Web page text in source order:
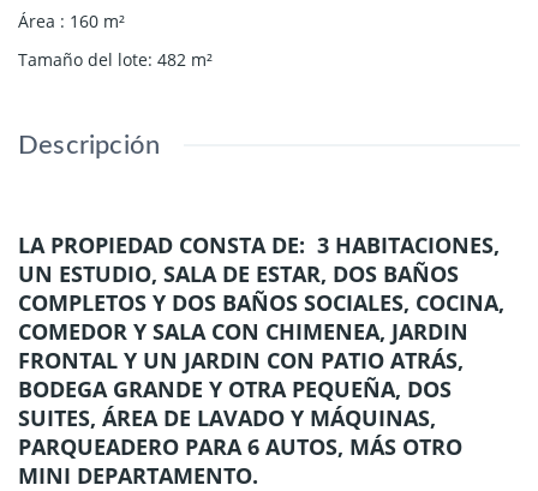
Área : 160 m²
Tamaño del lote: 482 m²
Descripción
LA PROPIEDAD CONSTA DE: 3 HABITACIONES,
UN ESTUDIO, SALA DE ESTAR, DOS BAÑOS
COMPLETOS Y DOS BAÑOS SOCIALES, COCINA,
COMEDOR Y SALA CON CHIMENEA, JARDIN
FRONTAL Y UN JARDIN CON PATIO ATRÁS,
BODEGA GRANDE Y OTRA PEQUEÑA, DOS
SUITES, ÁREA DE LAVADO Y MÁQUINAS,
PARQUEADERO PARA 6 AUTOS, MÁS OTRO
MINI DEPARTAMENTO.